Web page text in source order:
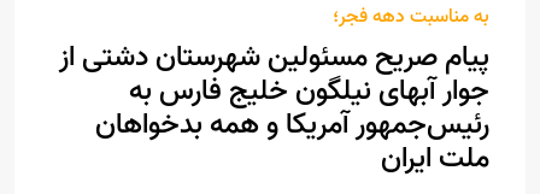
به مناسبت دهه فجر؛
پیام صریح مسئولین شهرستان دشتی از
جوار آبهای نیلگون خلیج فارس به
رئیس‌جمهور آمریکا و همه بدخواهان
ملت ایران